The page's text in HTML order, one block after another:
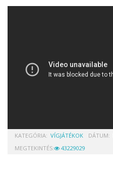
KATEGÓRIA: VÍGJÁTÉKOK DÁTUM:
MEGTEKINTÉS:
43229029